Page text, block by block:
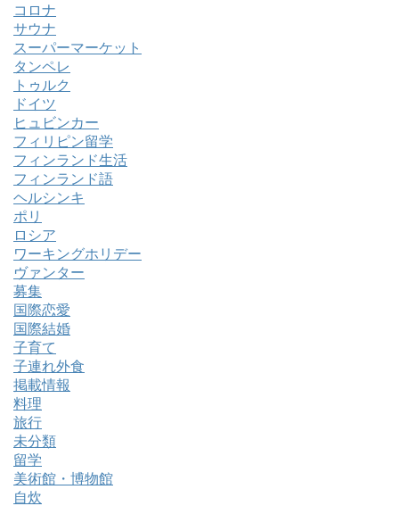
コロナ
サウナ
スーパーマーケット
タンペレ
トゥルク
ドイツ
ヒュビンカー
フィリピン留学
フィンランド生活
フィンランド語
ヘルシンキ
ポリ
ロシア
ワーキングホリデー
ヴァンター
募集
国際恋愛
国際結婚
子育て
子連れ外食
掲載情報
料理
旅行
未分類
留学
美術館・博物館
自炊